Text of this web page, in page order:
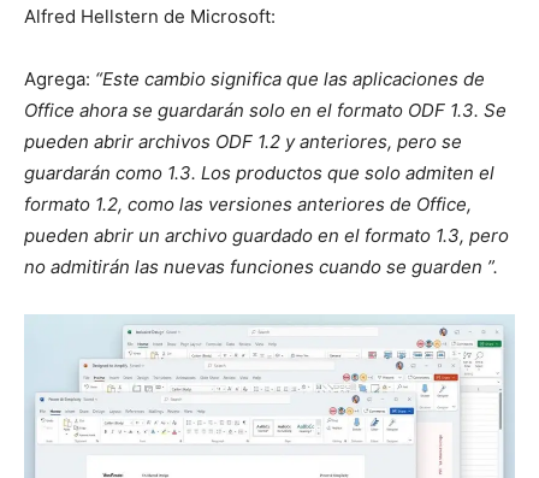
Alfred Hellstern de Microsoft:
Agrega: “Este cambio significa que las aplicaciones de
Office ahora se guardarán solo en el formato ODF 1.3. Se
pueden abrir archivos ODF 1.2 y anteriores, pero se
guardarán como 1.3. Los productos que solo admiten el
formato 1.2, como las versiones anteriores de Office,
pueden abrir un archivo guardado en el formato 1.3, pero
no admitirán las nuevas funciones cuando se guarden ”.